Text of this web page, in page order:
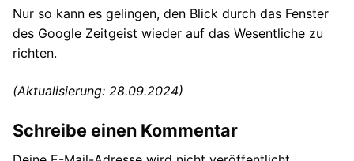
Nur so kann es gelingen, den Blick durch das Fenster
des Google Zeitgeist wieder auf das Wesentliche zu
richten.
(Aktualisierung: 28.09.2024)
Schreibe einen Kommentar